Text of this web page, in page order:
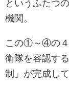
というふたつ
機関。
この①～④の４
衛隊を容認す
制」が完成して